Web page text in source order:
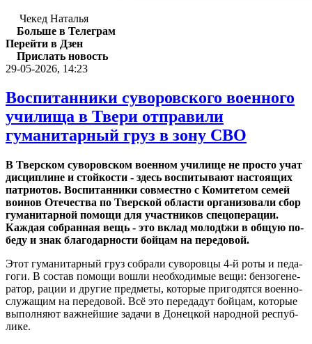
Чекед Наталья
Больше в Телеграм
Перейти в Дзен
Прислать новость
29-05-2026, 14:23
Воспитанники суворовского военного
училища в Твери отправили
гуманитарный груз в зону СВО
В Твер­ском су­во­ров­ском во­ен­ном учи­ли­ще не про­сто учат
дис­ци­плине и стой­ко­сти - здесь вос­пи­ты­ва­ют на­сто­я­щих
пат­ри­о­тов. Вос­пи­тан­ни­ки сов­мест­но с Ко­ми­те­том семей
во­и­нов Оте­че­ства по Твер­ской об­ла­сти ор­га­ни­зо­ва­ли сбор
гу­ма­ни­тар­ной по­мо­щи для участ­ни­ков спе­цо­пе­ра­ции.
Каж­дая со­бран­ная вещь - это вклад мо­ло­дt­жи в общую по­
бе­ду и знак бла­го­дар­но­сти бой­цам на пе­ре­до­вой.
Этот гу­ма­ни­тар­ный груз со­бра­ли су­во­ров­цы 4-й роты и пе­да­
го­ги. В со­став по­мо­щи вошли необ­хо­ди­мые вещи: бензо­ге­не­
ра­тор, рации и дру­гие пред­ме­ты, ко­то­рые при­го­дят­ся во­ен­но­
слу­жа­щим на пе­ре­до­вой. Всё это пе­ре­да­дут бой­цам, ко­то­рые
вы­пол­ня­ют важ­ней­шие за­да­чи в До­нец­кой на­род­ной рес­пуб­
ли­ке.